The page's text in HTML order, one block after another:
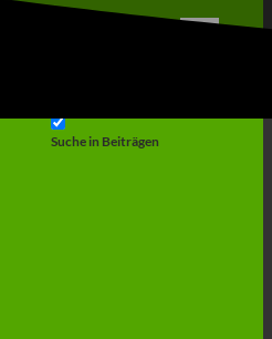
Suche in Beiträgen